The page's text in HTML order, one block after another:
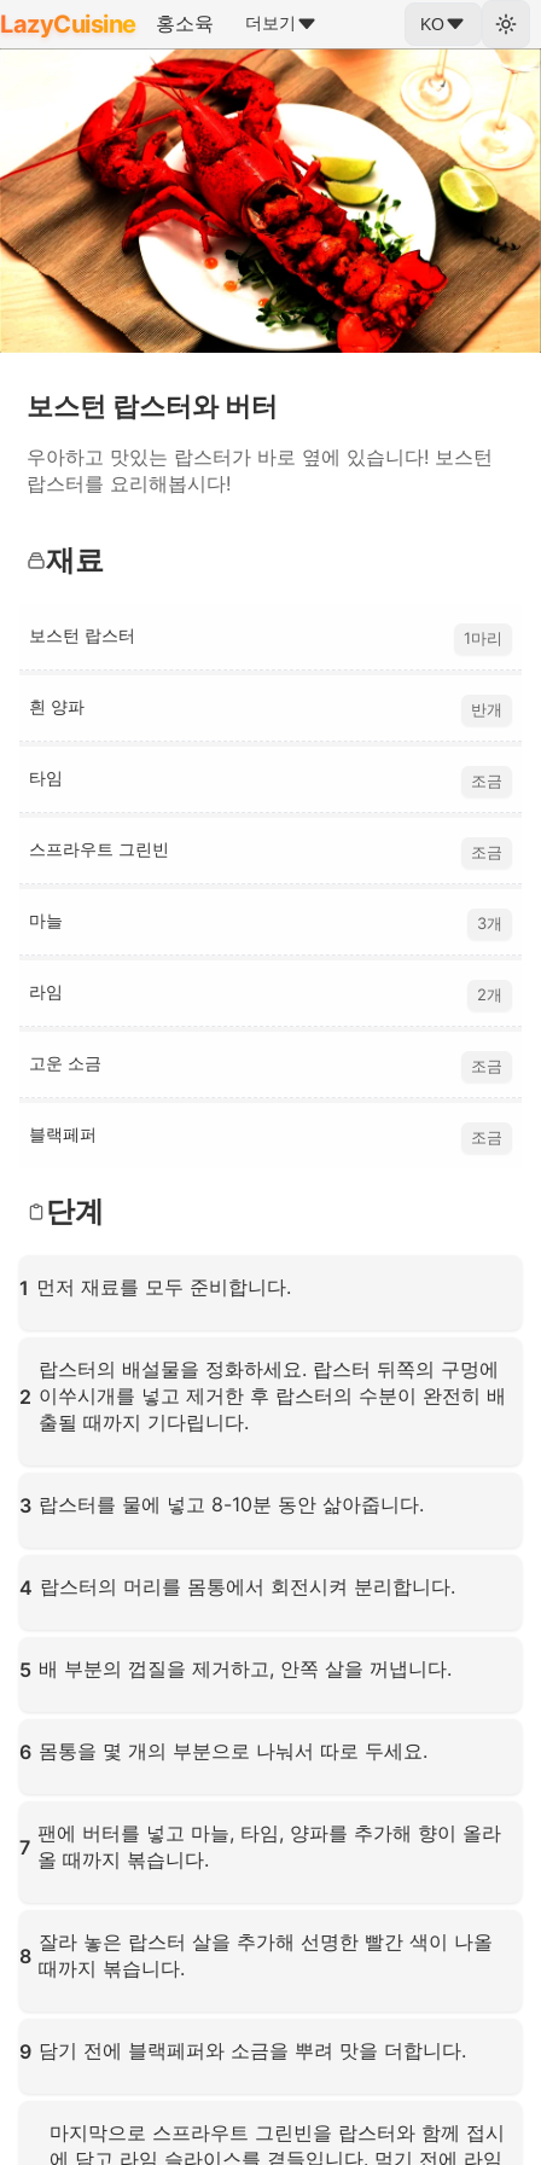
LazyCuisine 홍소육 더보기 KO
보스턴 랍스터와 버터
우아하고 맛있는 랍스터가 바로 옆에 있습니다! 보스턴
랍스터를 요리해봅시다!
재료
보스턴 랍스터 1마리
흰 양파 반개
타임 조금
스프라우트 그린빈 조금
마늘 3개
라임 2개
고운 소금 조금
블랙페퍼 조금
단계
1 먼저 재료를 모두 준비합니다.
2
랍스터의 배설물을 정화하세요. 랍스터 뒤쪽의 구멍에
이쑤시개를 넣고 제거한 후 랍스터의 수분이 완전히 배
출될 때까지 기다립니다.
3 랍스터를 물에 넣고 8-10분 동안 삶아줍니다.
4 랍스터의 머리를 몸통에서 회전시켜 분리합니다.
5 배 부분의 껍질을 제거하고, 안쪽 살을 꺼냅니다.
6 몸통을 몇 개의 부분으로 나눠서 따로 두세요.
7
팬에 버터를 넣고 마늘, 타임, 양파를 추가해 향이 올라
올 때까지 볶습니다.
8
잘라 놓은 랍스터 살을 추가해 선명한 빨간 색이 나올
때까지 볶습니다.
9 담기 전에 블랙페퍼와 소금을 뿌려 맛을 더합니다.
마지막으로 스프라우트 그린빈을 랍스터와 함께 접시
에 담고 라임 슬라이스를 곁들입니다. 먹기 전에 라임